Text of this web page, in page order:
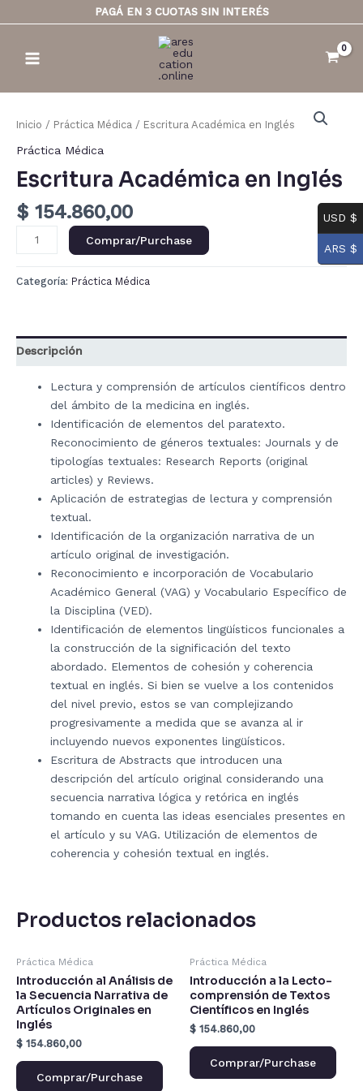
al
PAGÁ EN 3 CUOTAS SIN INTERÉS
Menu
Inicio / Práctica Médica / Escritura Académica en Inglés
Práctica Médica
Escritura Académica en Inglés
$ 154.860,00
Académica
Inglés
cantidad
Comprar/Purchase
Categoría: Práctica Médica
Descripción
Lectura y comprensión de artículos científicos dentro
del ámbito de la medicina en inglés.
Identificación de elementos del paratexto.
Reconocimiento de géneros textuales: Journals y de
tipologías textuales: Research Reports (original
articles) y Reviews.
Aplicación de estrategias de lectura y comprensión
textual.
Identificación de la organización narrativa de un
artículo original de investigación.
Reconocimiento e incorporación de Vocabulario
Académico General (VAG) y Vocabulario Específico de
la Disciplina (VED).
Identificación de elementos lingüísticos funcionales a
la construcción de la significación del texto
abordado. Elementos de cohesión y coherencia
textual en inglés. Si bien se vuelve a los contenidos
del nivel previo, estos se van complejizando
progresivamente a medida que se avanza al ir
incluyendo nuevos exponentes lingüísticos.
Escritura de Abstracts que introducen una
descripción del artículo original considerando una
secuencia narrativa lógica y retórica en inglés
tomando en cuenta las ideas esenciales presentes en
el artículo y su VAG. Utilización de elementos de
coherencia y cohesión textual en inglés.
Productos relacionados
Práctica Médica
Introducción al Análisis de
la Secuencia Narrativa de
Artículos Originales en
Inglés
$ 154.860,00
Comprar/Purchase
Práctica Médica
Introducción a la Lecto-
comprensión de Textos
Científicos en Inglés
$ 154.860,00
Comprar/Purchase
USD $
ARS $